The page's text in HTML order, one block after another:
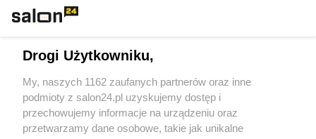
Sport
Społeczeństwo
Drogi Użytkowniku,
My, naszych 1162 zaufanych partnerów oraz inne
podmioty z salon24.pl uzyskujemy dostęp i
przechowujemy informacje na urządzeniu oraz
przetwarzamy dane osobowe, takie jak unikalne